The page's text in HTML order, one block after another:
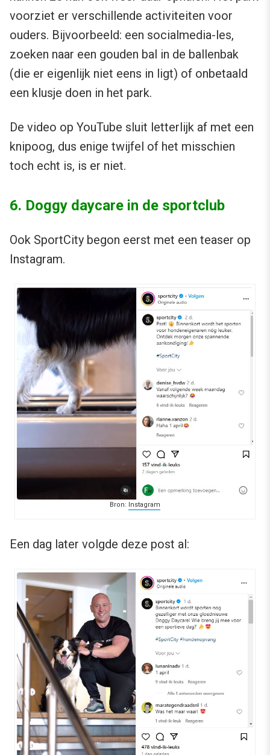
voorziet er verschillende activiteiten voor
ouders. Bijvoorbeeld: een socialmedia-les,
zoeken naar een gouden bal in de ballenbak
(die er eigenlijk niet eens in ligt) of onbetaald
een klusje doen in het park.
De video op YouTube sluit letterlijk af met een
knipoog, dus enige twijfel of het misschien
toch echt is, is er niet.
6. Doggy daycare in de sportclub
Ook SportCity begon eerst met een teaser op
Instagram.
Bron: Instagram
Een dag later volgde deze post al: